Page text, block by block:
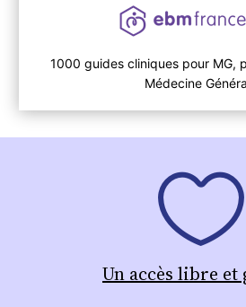
1000 guides cliniques pour MG,
Médecine
Un accès libre